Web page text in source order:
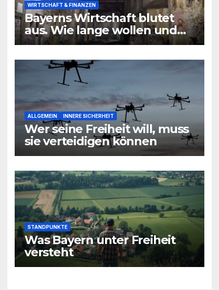
WIRTSCHAFT & FINANZEN
Bayerns Wirtschaft blutet
aus. Wie lange wollen und
können wir uns den
noch leisten?
ALLGEMEIN INNERE SICHERHEIT
Wer seine Freiheit will, muss
sie verteidigen können
STANDPUNKTE
Was Bayern unter Freiheit
versteht